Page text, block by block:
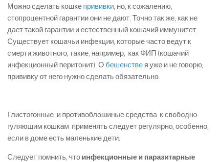
Можно сделать кошке прививки, но, к сожалению,
стопроцентной гарантии они не дают. Точно так же, как не
дает такой гарантии и естественный кошачий иммунитет.
Существует кошачьи инфекции, которые часто ведут к
смерти животного, такие, например, как ФИП (кошачий
инфекционный перитонит). О бешенствея уже и не говорю,
прививку от него нужно сделать обязательно.
Глистогонные и противоблошиные средства к свободно
гуляющим кошкам применять следует регулярно, особенно,
если в доме есть маленькие дети.
Следует помнить, что инфекционные и паразитарные